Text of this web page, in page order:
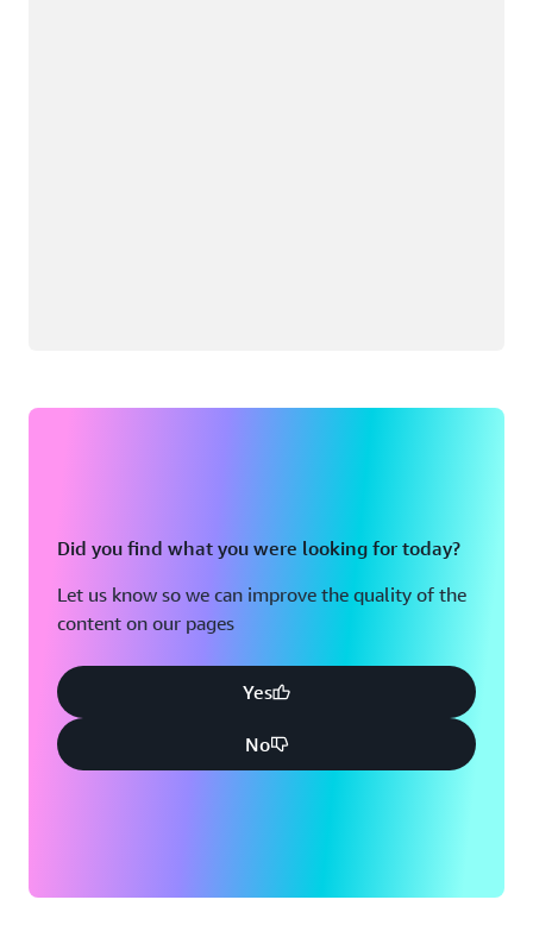
Did you find what you were looking for today?
Let us know so we can improve the quality of the
content on our pages
Yes
No